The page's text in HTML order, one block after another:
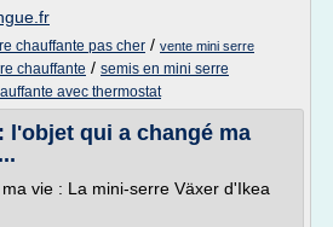
chauffante pas cher / vente mini serre
chauffante / semis en mini serre
avec thermostat
l'objet qui a changé ma
vie : La mini-serre Växer d'Ikea